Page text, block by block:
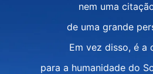
nem uma
de uma grande
Em vez disso, é a
para a humanidade do